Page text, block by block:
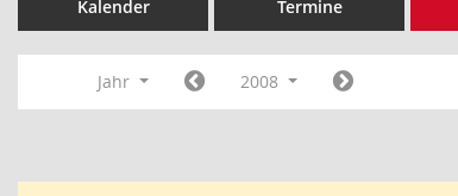
Kalender Termine
Jahr 2008